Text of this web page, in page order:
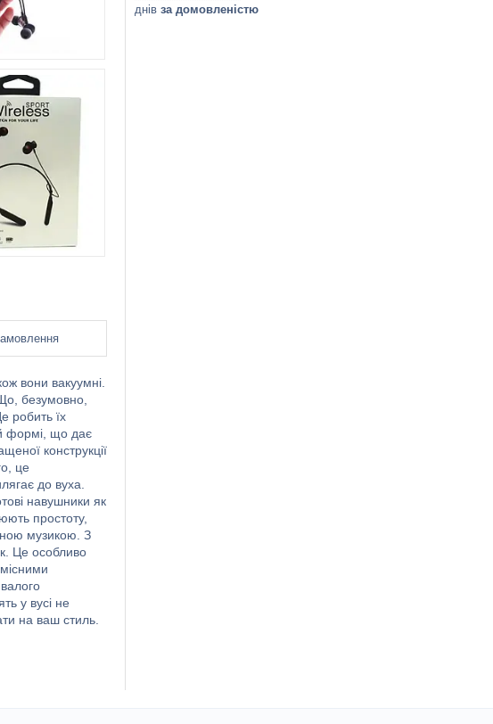
вони вакуумні.
безумовно,
робить їх
формі, що дає
конструкції
це
до вуха.
навушники як
простоту,
музикою. З
Це особливо
у вусі не
на ваш стиль.
днів за домовленістю